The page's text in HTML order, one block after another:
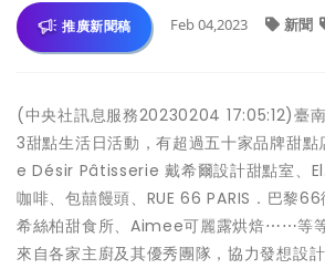
推廣新聞稿 Feb 04,2023 新聞
(中央社訊息服務20230204 17:05:12)臺
3甜點生活日活動，有超過五十家品牌甜點
e Désir Pâtisserie 戴希爾設計甜點室、
咖啡、包囍饅頭、RUE 66 PARIS．巴黎
希絲柏甜食所、Aimee可麗露烘焙⋯⋯等
來自各家主廚及其優秀團隊，協力發想設計